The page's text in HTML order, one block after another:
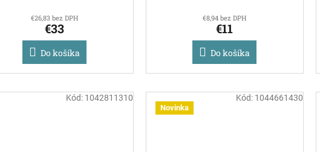
€26,83 bez DPH
€33
Do košíka
€8,94 bez DPH
€11
Do košíka
Kód: 1042811310
Novinka
Kód: 1044661430